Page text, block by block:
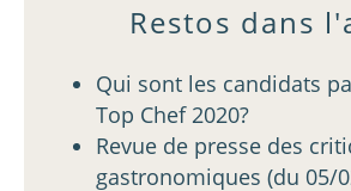
Restos dans
Qui sont les candidats
Top Chef 2020?
Revue de presse des
gastronomiques (du 05/